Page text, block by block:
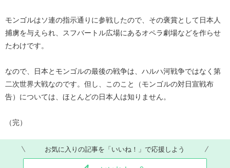
モンゴルはソ連の指示通りに参戦したので、その褒賞として日本人
捕虜を与えられ、スフバートル広場にあるオペラ劇場などを作らせ
たわけです。
なので、日本とモンゴルの最後の戦争は、ハルハ河戦争ではなく第
二次世界大戦なのです。但し、このこと（モンゴルの対日宣戦布
告）については、ほとんどの日本人は知りません。
（完）
お気に入りの記事を「いいね！」で応援しよう